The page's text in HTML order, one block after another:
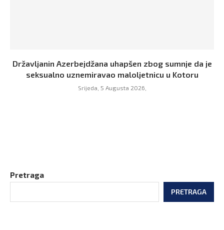
Državljanin Azerbejdžana uhapšen zbog sumnje da je
seksualno uznemiravao maloljetnicu u Kotoru
Srijeda, 5 Augusta 2026,
Pretraga
PRETRAGA